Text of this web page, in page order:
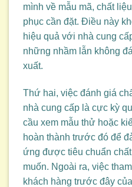
mình về mẫu mã, chất
phục cần đặt. Điều này
hiệu quả với nhà cung
những nhầm lẫn không
xuất.
Thứ hai, việc đánh giá
nhà cung cấp là cực kỳ
cầu xem mẫu thử hoặc
hoàn thành trước đó để
ứng được tiêu chuẩn
muốn. Ngoài ra, việc
khách hàng trước đây